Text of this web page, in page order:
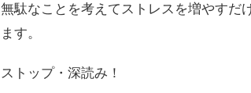
無駄なことを考えてストレスを増やすだ
ます。
ストップ・深読み！